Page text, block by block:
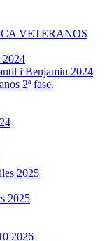
VETERANOS
2024
i Benjamin 2024
2ª fase.
2025
2025
2026